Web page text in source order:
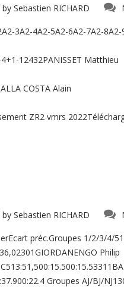
by Sebastien RICHARD
3A2-4A2-5A2-6A2-7A2-
12432PANISSET Matthieu
COSTA Alain
ZR2 vmrs
by Sebastien RICHARD
préc.Groupes 1/2/3/4/
Philip
Groupes AJ/BJ/